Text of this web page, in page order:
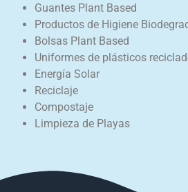
Guantes Plant Based
Productos de Higiene
Bolsas Plant Based
Uniformes de plásticos
Energía Solar
Reciclaje
Compostaje
Limpieza de Playas